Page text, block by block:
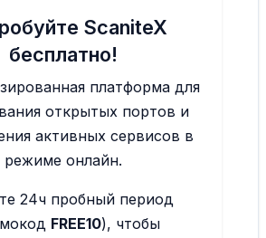
ScaniteX
бесплатно!
платформа для
открытых портов и
активных сервисов в
режиме онлайн.
24ч пробный период
FREE10), чтобы